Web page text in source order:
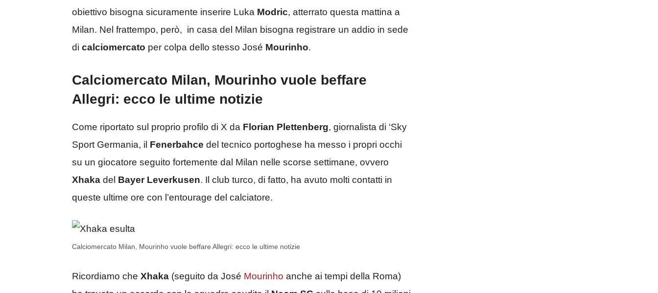
obiettivo bisogna sicuramente inserire Luka Modric, atterrato questa mattina a
Milan. Nel frattempo, però, in casa del Milan bisogna registrare un addio in sede
di calciomercato per colpa dello stesso José Mourinho.
Calciomercato Milan, Mourinho vuole beffare
Allegri: ecco le ultime notizie
Come riportato sul proprio profilo di X da Florian Plettenberg, giornalista di ‘Sky
Sport Germania, il Fenerbahce del tecnico portoghese ha messo i propri occhi
su un giocatore seguito fortemente dal Milan nelle scorse settimane, ovvero
Xhaka del Bayer Leverkusen. Il club turco, di fatto, ha avuto molti contatti in
queste ultime ore con l’entourage del calciatore.
Calciomercato Milan, Mourinho vuole beffare Allegri: ecco le ultime notizie
Ricordiamo che Xhaka (seguito da José Mourinho anche ai tempi della Roma)